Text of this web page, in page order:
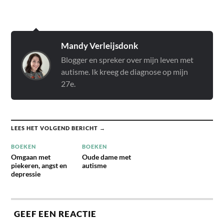
uit balans raakt. Het lukt
me steeds beter om er een
balans in te vinden, maar
hoe…
Mandy Verleijsdonk
Blogger en spreker over mijn leven met
autisme. Ik kreeg de diagnose op mijn
27e.
LEES HET VOLGEND BERICHT →
BOEKEN
Omgaan met
piekeren, angst en
depressie
BOEKEN
Oude dame met
autisme
GEEF EEN REACTIE